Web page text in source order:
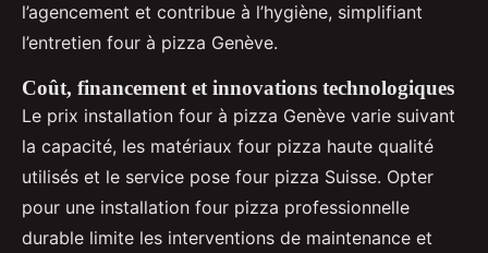
l’agencement et contribue à l’hygiène, simplifiant
l’entretien four à pizza Genève.
Coût, financement et innovations technologiques
Le prix installation four à pizza Genève varie suivant
la capacité, les matériaux four pizza haute qualité
utilisés et le service pose four pizza Suisse. Opter
pour une installation four pizza professionnelle
durable limite les interventions de maintenance et